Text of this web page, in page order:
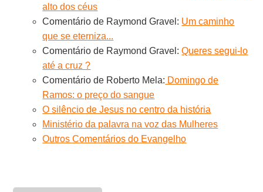
alto dos céus
Comentário de Raymond Gravel: Um caminho
que se eterniza...
Comentário de Raymond Gravel:Queres segui-lo
até a cruz ?
Comentário de Roberto Mela: Domingo de
Ramos: o preço do sangue
O silêncio de Jesus no centro da história
Ministério da palavra na voz das Mulheres
Outros Comentários do Evangelho